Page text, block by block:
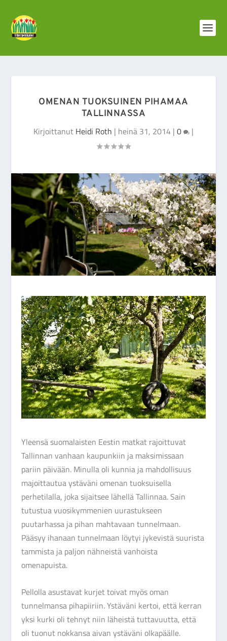
OMENAN TUOKSUINEN PIHAMAA
TALLINNASSA
Kirjoittanut Heidi Roth | heinä 31, 2014 | 0 |
Yleensä suomalaisten Eestin matkat rajoittuvat
Tallinnan vanhaan kaupunkiin ja maksimissaan
pariin päivään. Minulla oli kunnia ja mahdollisuus
majoittautua ystäväni omenan tuoksuisella
perhetilalla, joka sijaitsee lähellä Tallinnaa. Sain
tutustua vuosikymmenien uurastukseen
puutarhassa ja pihan mahtavaan tunnelmaan.
Pääsyy ihanaan tunnelmaan löytyi jykevistä suurista
tammista ja paljon nähneistä vanhoista
omenapuista.
Pellolla asustavat kurjet toivat myös oman
tunnelmansa pihapiiriin. Ystäväni kertoi, että kerran
yksi kurki oli tehnyt niin läheistä tuttavuutta, että
oli tuonut nokkansa aivan ystäväni olkapäälle.